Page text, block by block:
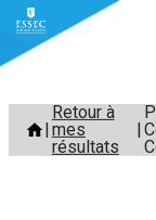
Aller
contenu
Retour à
mes
résultats